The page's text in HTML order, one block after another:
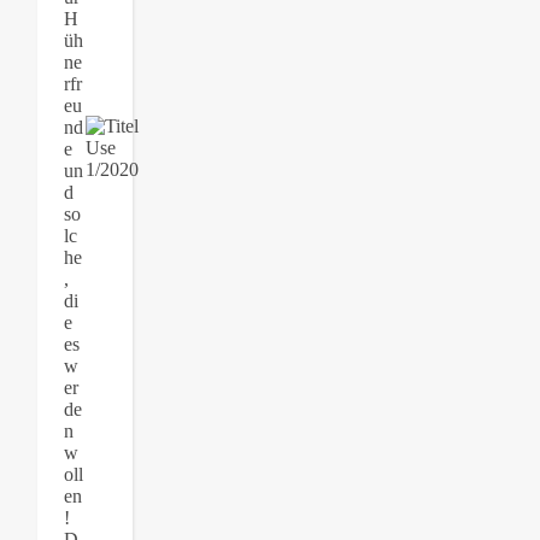
H
üh
ne
rfr
eu
nd
e
un
d
so
lc
he
,
di
e
es
w
er
de
n
w
oll
en
!